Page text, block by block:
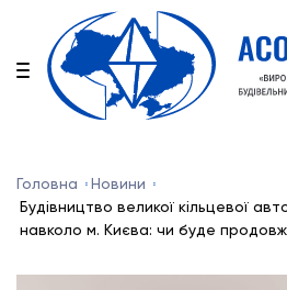
Головна
Новини
Будівництво великої кільцевої
навколо м. Києва: чи буде